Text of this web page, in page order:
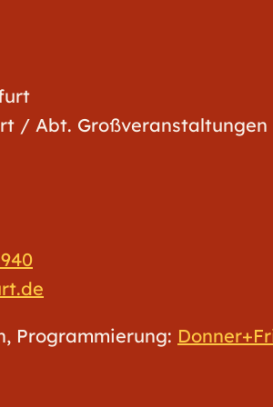
/ Abt. Großveranstaltungen
Programmierung: